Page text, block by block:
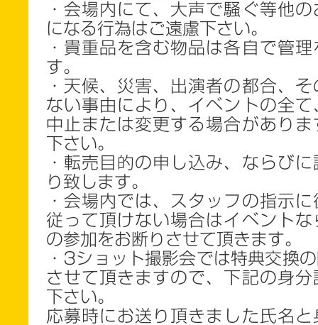
・会場内にて、大声で騒ぐ等他
になる行為はご遠慮下さい。
・貴重品を含む物品は各自で管
す。
・天候、災害、出演者の都合、
ない事由により、イベントの全
中止または変更する場合があり
下さい。
・転売目的の申し込み、ならび
り致します。
・会場内では、スタッフの指示
従って頂けない場合はイベント
の参加をお断りさせて頂きます。
・3ショット撮影会では特典交換
させて頂きますので、下記の身
下さい。
応募時にお送り頂きました氏名